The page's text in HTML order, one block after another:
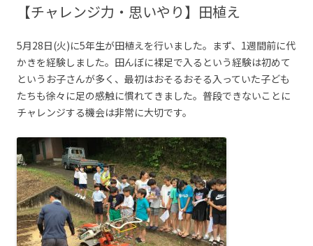
【チャレンジ力・思いやり】田植え
5月28日(火)に5年生が田植えを行いました。まず、1週間前に代
かきを経験しました。田んぼに裸足で入るという経験は初めて
というお子さんが多く、最初はおそるおそる入っていた子ども
たちも徐々に足の感触に慣れてきました。普段できないことに
チャレンジする機会は非常に大切です。